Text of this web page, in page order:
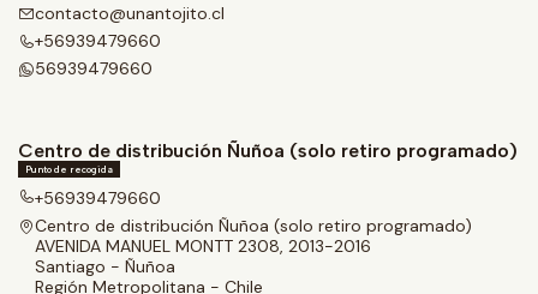
contacto@unantojito.cl
+56939479660
56939479660
Centro de distribución Ñuñoa (solo retiro programado)
Punto de recogida
+56939479660
Centro de distribución Ñuñoa (solo retiro programado)
AVENIDA MANUEL MONTT 2308, 2013-2016
Santiago - Ñuñoa
Región Metropolitana - Chile